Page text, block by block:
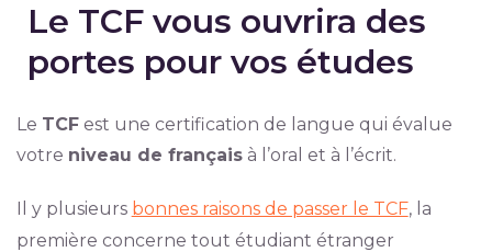
Le TCF vous ouvrira des
portes pour vos études
Le TCFest une certification de langue qui évalue
votre niveau de françaisà l’oral et à l’écrit.
Il y plusieurs bonnes raisons de passer le TCF, la
première concerne tout étudiant étranger